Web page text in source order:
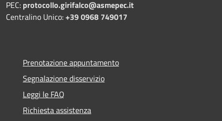
PEC: protocollo.girifalco@asmepec.it
Centralino Unico:+39 0968 749017
Prenotazione appuntamento
Segnalazione disservizio
Leggi le FAQ
Richiesta assistenza